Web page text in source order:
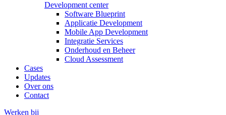
Development center
Software Blueprint
Applicatie Development
Mobile App Development
Integratie Services
Onderhoud en Beheer
Cloud Assessment
Cases
Updates
Over ons
Contact
Werken bij